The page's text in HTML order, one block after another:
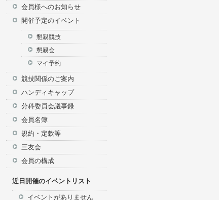
会員様へのお知らせ
開催予定のイベント
懇親競技
懇親会
マイ予約
競技関係のご案内
ハンディキャップ
分科委員会議事録
会員名簿
規約・定款等
三友会
会員の構成
近日開催のイベントリスト
イベントがありません